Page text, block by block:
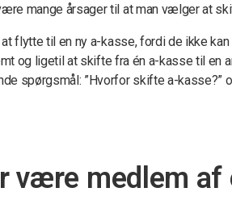
mange årsager til at man vælger at
flytte til en ny a-kasse, fordi de ikke
og ligetil at skifte fra én a-kasse til en
spørgsmål: ”Hvorfor skifte a-kasse?”
være medlem af